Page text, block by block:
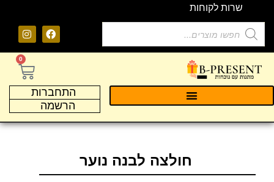
שרות לקוחות
התחברות
הרשמה
0
חולצה לבנה נוער